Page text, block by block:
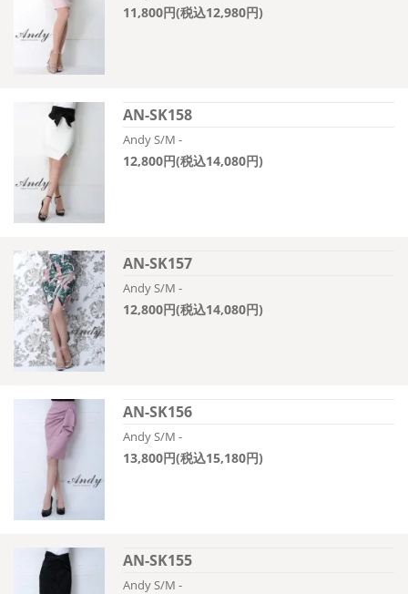
11,800円(税込12,980円)
AN-SK158
Andy S/M -
12,800円(税込14,080円)
AN-SK157
Andy S/M -
12,800円(税込14,080円)
AN-SK156
Andy S/M -
13,800円(税込15,180円)
AN-SK155
Andy S/M -